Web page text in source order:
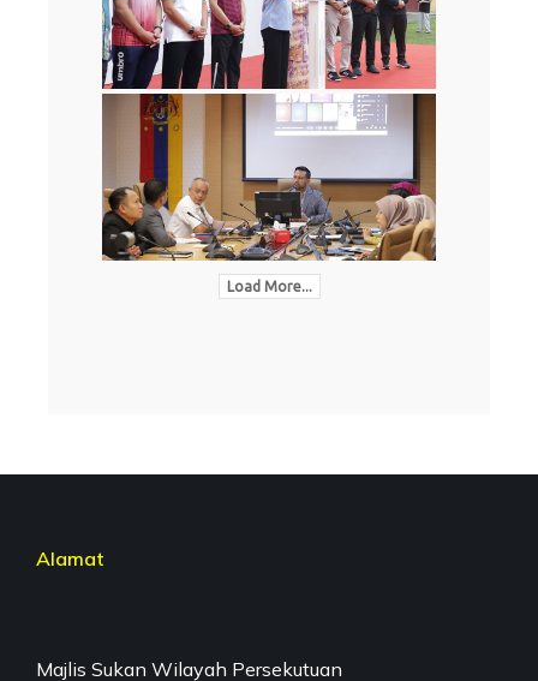
Load More...
Alamat
Majlis Sukan Wilayah Persekutuan